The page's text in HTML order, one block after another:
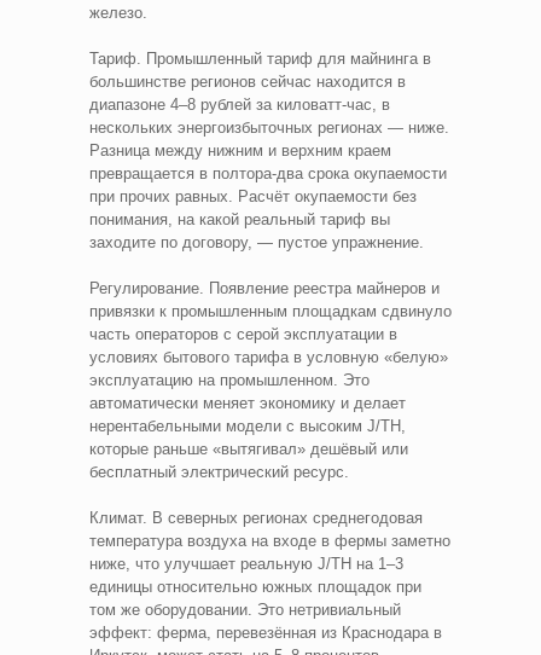
железо.
Тариф. Промышленный тариф для майнинга в
большинстве регионов сейчас находится в
диапазоне 4–8 рублей за киловатт-час, в
нескольких энергоизбыточных регионах — ниже.
Разница между нижним и верхним краем
превращается в полтора-два срока окупаемости
при прочих равных. Расчёт окупаемости без
понимания, на какой реальный тариф вы
заходите по договору, — пустое упражнение.
Регулирование. Появление реестра майнеров и
привязки к промышленным площадкам сдвинуло
часть операторов с серой эксплуатации в
условиях бытового тарифа в условную «белую»
эксплуатацию на промышленном. Это
автоматически меняет экономику и делает
нерентабельными модели с высоким J/TH,
которые раньше «вытягивал» дешёвый или
бесплатный электрический ресурс.
Климат. В северных регионах среднегодовая
температура воздуха на входе в фермы заметно
ниже, что улучшает реальную J/TH на 1–3
единицы относительно южных площадок при
том же оборудовании. Это нетривиальный
эффект: ферма, перевезённая из Краснодара в